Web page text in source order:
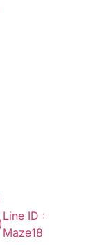
Line ID :
Maze18